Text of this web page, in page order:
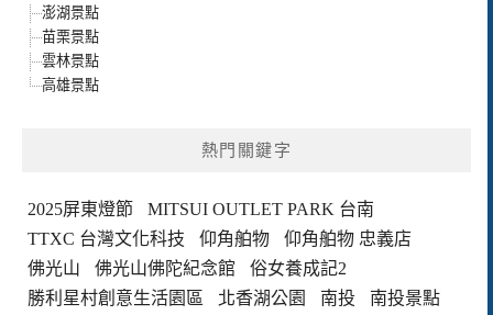
澎湖景點
苗栗景點
雲林景點
高雄景點
熱門關鍵字
2025屏東燈節
MITSUI OUTLET PARK 台南
TTXC 台灣文化科技
仰角舶物
仰角舶物 忠義店
佛光山
佛光山佛陀紀念館
俗女養成記2
勝利星村創意生活園區
北香湖公園 南投
南投景點